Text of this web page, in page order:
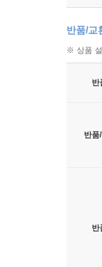
반품/교
※ 상품
반
반품
반